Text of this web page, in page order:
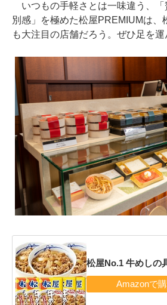
いつもの手軽さとは一味違う、「
別感」を極めた松屋PREMIUMは、
も大注目の店舗だろう。ぜひ足を運
松屋No.1 牛めしの